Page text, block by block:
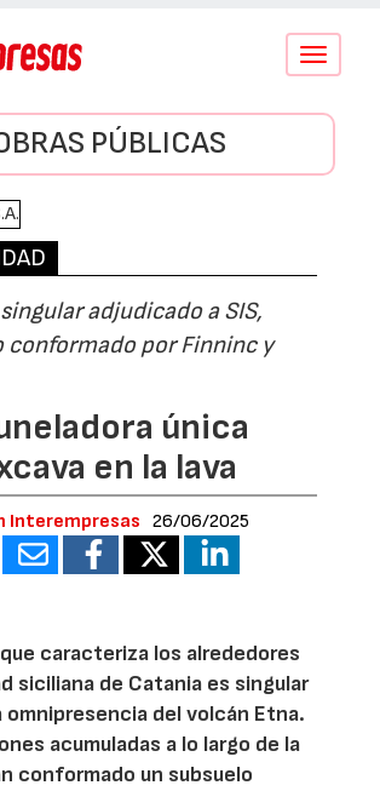
Conmutar
PÚBLICAS
adjudicado a SIS,
conformado por Finninc y
única
en la lava
Interempresas 26/06/2025
caracteriza los alrededores
siciliana de Catania es singular
omnipresencia del volcán Etna.
acumuladas a lo largo de la
conformado un subsuelo